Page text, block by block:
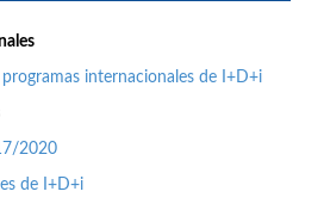
internacionales de I+D+i
2020
de I+D+i